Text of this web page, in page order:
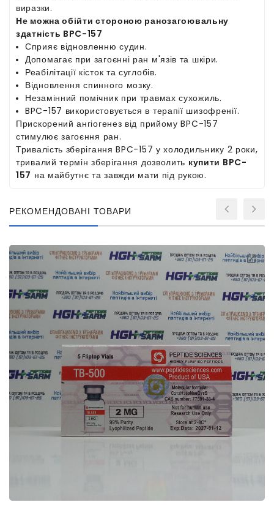
виразки.
Не можна обійти стороною ранозагоювальну
здатність BPC-157
Сприяє відновленню судин.
Допомагає при загоєнні ран м'язів та шкіри.
Реабілітації кісток та суглобів.
Відновлення спинного мозку.
Незамінний помічник при травмах сухожиль.
BPC-157 використовується в терапії шизофренії.
Прискорений ангіогенез від прийому BPC-157
стимулює загоєння ран.
Тривалість зберігання BPC-157 у холодильнику 2 роки,
тривалий термін зберігання дозволить купити BPC-
157 на майбутнє та завжди мати під рукою.
РЕКОМЕНДОВАНІ ТОВАРИ